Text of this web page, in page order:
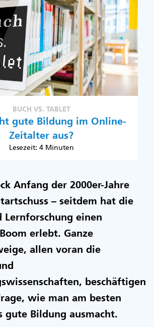
BUCH VS. TABLET
gute Bildung im Online-
Zeitalter aus?
Lesezeit: 4 Minuten
Anfang der 2000er-Jahre
– seitdem hat die
Lernforschung einen
erlebt. Ganze
allen voran die
beschäftigen
wie man am besten
gute Bildung ausmacht.